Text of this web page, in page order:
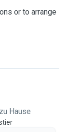
or to arrange
Hause